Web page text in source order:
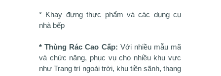
* Khay đựng thực phẩm và các dụng cụ
nhà bếp
* Thùng Rác Cao Cấp: Với nhiều mẫu mã
và chức năng, phục vụ cho nhiều khu vực
như Trang trí ngoài trời, khu tiền sãnh, thang